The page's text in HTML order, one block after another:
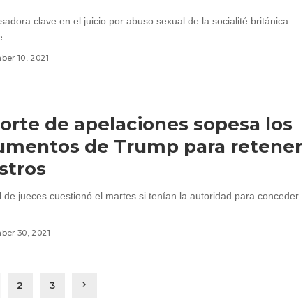
clave en el juicio por abuso sexual de la socialité británica
10, 2021
de apelaciones sopesa los
de Trump para retener
de jueces cuestionó el martes si tenían la autoridad para conceder
30, 2021
2 3